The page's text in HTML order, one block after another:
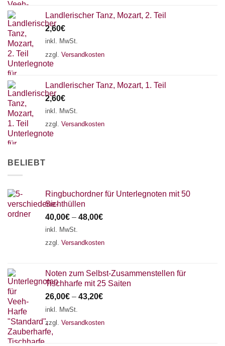
Landlerischer Tanz, Mozart, 2. Teil
2,60€
inkl. MwSt.
zzgl. Versandkosten
Landlerischer Tanz, Mozart, 1. Teil
2,60€
inkl. MwSt.
zzgl. Versandkosten
BELIEBT
Ringbuchordner für Unterlegnoten mit 50
Sichthüllen
40,00€ – 48,00€
inkl. MwSt.
zzgl. Versandkosten
Noten zum Selbst-Zusammenstellen für
Tischharfe mit 25 Saiten
26,00€ – 43,20€
inkl. MwSt.
zzgl. Versandkosten